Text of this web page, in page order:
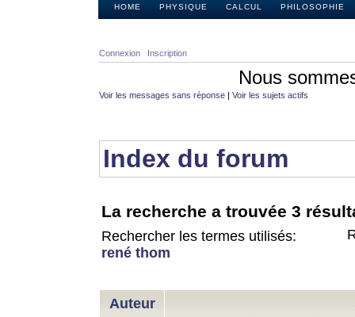
HOME PHYSIQUE CALCUL PHILOSOPHIE
Connexion Inscription
Nous
Voir les messages sans réponse | Voir les sujets actifs
Index du forum
La recherche a trouvée 3
Rechercher les termes utilisés:
rené thom
Auteur